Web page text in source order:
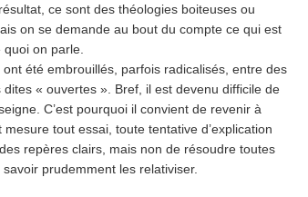
ce sont des théologies boiteuses ou
on se demande au bout du compte ce qui est
on parle.
été embrouillés, parfois radicalisés, entre des
« ouvertes ». Bref, il est devenu difficile de
C’est pourquoi il convient de revenir à
tout essai, toute tentative d’explication
repères clairs, mais non de résoudre toutes
prudemment les relativiser.